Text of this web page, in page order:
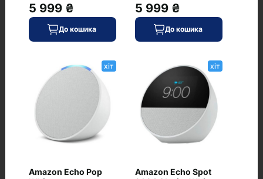
Часті питання про товар JBL Flip 6
Blue (JBLFLIP6BLU)
Чи є JBL Flip 6 Blue (JBLFLIP6BLU) у
наявності?
(JBLFLIP6BLU)
5 999 ₴
До кошика
5 999 ₴
До кошика
хіт
Amazon Echo Pop
хіт
Amazon Echo Spot